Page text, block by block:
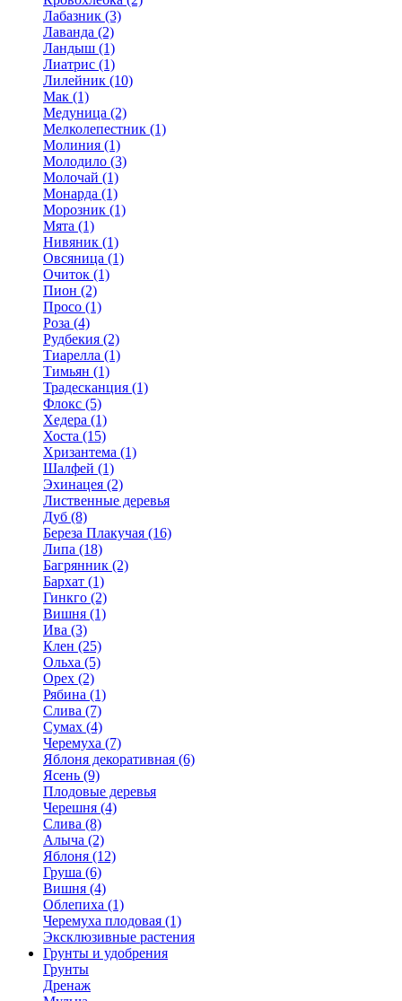
Лабазник (3)
Лаванда (2)
Ландыш (1)
Лиатрис (1)
Лилейник (10)
Мак (1)
Медуница (2)
Мелколепестник (1)
Молиния (1)
Молодило (3)
Молочай (1)
Монарда (1)
Морозник (1)
Мята (1)
Нивяник (1)
Овсяница (1)
Очиток (1)
Пион (2)
Просо (1)
Роза (4)
Рудбекия (2)
Тиарелла (1)
Тимьян (1)
Традесканция (1)
Флокс (5)
Хедера (1)
Хоста (15)
Хризантема (1)
Шалфей (1)
Эхинацея (2)
Лиственные деревья
Дуб (8)
Береза Плакучая (16)
Липа (18)
Багрянник (2)
Бархат (1)
Гинкго (2)
Вишня (1)
Ива (3)
Клен (25)
Ольха (5)
Орех (2)
Рябина (1)
Слива (7)
Сумах (4)
Черемуха (7)
Яблоня декоративная (6)
Ясень (9)
Плодовые деревья
Черешня (4)
Слива (8)
Алыча (2)
Яблоня (12)
Груша (6)
Вишня (4)
Облепиха (1)
Черемуха плодовая (1)
Эксклюзивные растения
Грунты и удобрения
Грунты
Дренаж